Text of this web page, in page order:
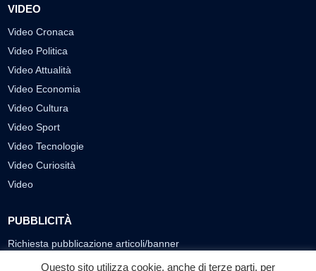
VIDEO
Video Cronaca
Video Politica
Video Attualità
Video Economia
Video Cultura
Video Sport
Video Tecnologie
Video Curiosità
Video
PUBBLICITÀ
Richiesta pubblicazione articoli/banner
Questo sito utilizza cookie, anche di terze parti, per